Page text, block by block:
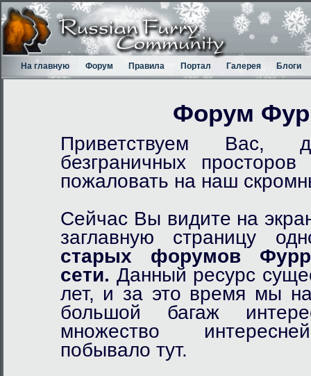
На главную Форум Правила Портал Галерея Блоги
Форум
Приветствуем Вас,
безграничных
пожаловать на наш
Сейчас Вы видите на
заглавную страницу
старых форумов
сети. Данный ресурс
лет, и за это время мы
большой багаж
множество
побывало тут.